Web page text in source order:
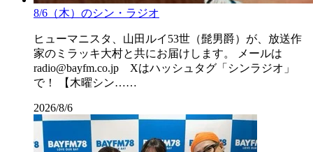
8/6（木）のシン・ラジオ
ヒューマニスタ、山田ルイ53世（髭男爵）が、放送作
家のミラッキ大村と共にお届けします。 メールは
radio@bayfm.co.jp Xはハッシュタグ「シンラジオ」
で！ 【木曜シン……
2026/8/6